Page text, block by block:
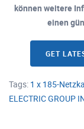
können weitere
einen
GET
Tags: 1 x 185-
ELECTRIC GROUP